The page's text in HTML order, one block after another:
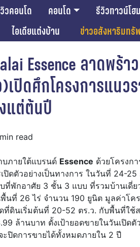
วคอนโด คอนโด รีวิวทาวน์โฮม
ไอเดียแต่งบ้าน ข่าวอสังหาริมทรั
Essence ลาดพร้
เปิดศึกโครงการแนว
แต่ต้นปี
read
บภายใต้แบรนด์ Essence ด้วยโครงกา
ปิดตัวอย่างเป็นทางการ ในวันที่ 24-
พักอาศัย 3 ชั้น 3 แบบ ที่รวมบ้านเดี่ย
นที่ 26 ไร่ จำนวน 190 ยูนิต มูลค่าโค
ดินเริ่มต้นที่ 20-52 ตร.ว. กับพื้นที่ใช้ส
ล้านบาท ตั้งเป้ายอดขายในวันเปิด
ปิดการขายได้ทั้งหมดภายใน 2 ปี